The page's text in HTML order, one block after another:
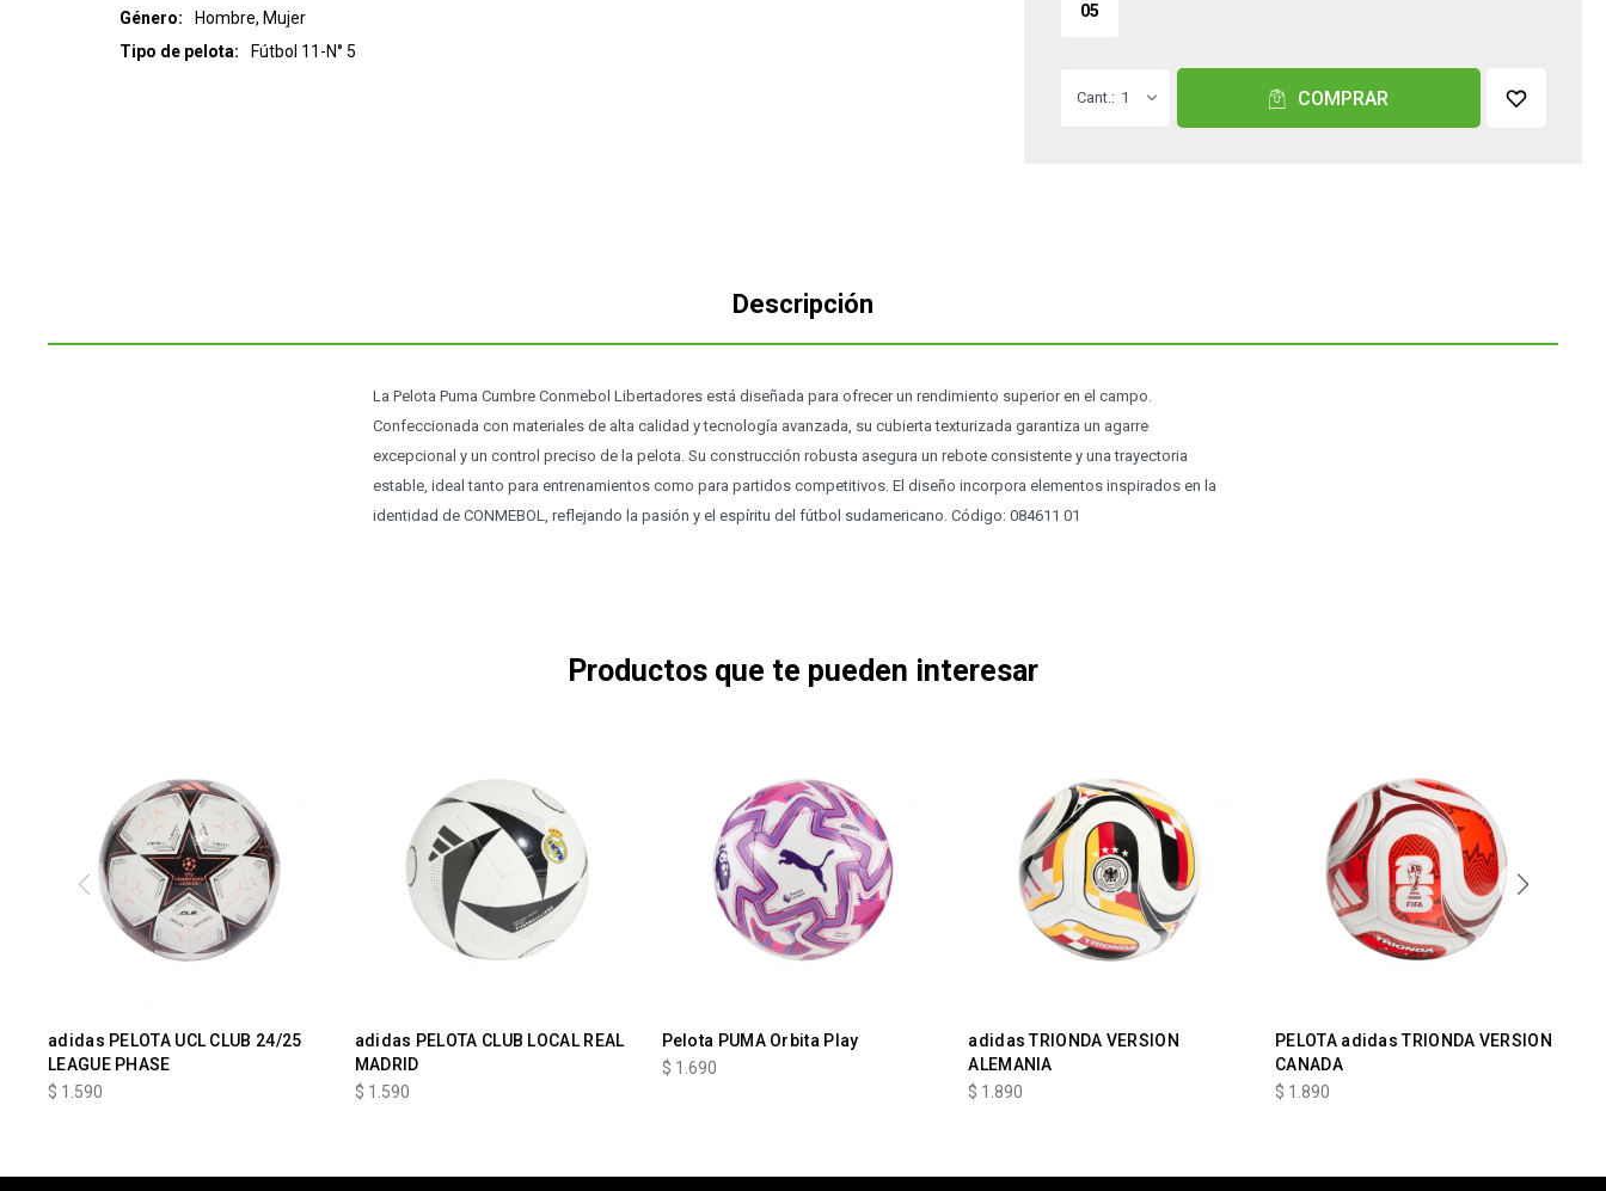
Género
Hombre, Mujer
Tipo de pelota
Fútbol 11-N° 5
05
1 COMPRAR
Descripción
La Pelota Puma Cumbre Conmebol Libertadores está diseñada para ofrecer un rendimiento superior en el campo.
Confeccionada con materiales de alta calidad y tecnología avanzada, su cubierta texturizada garantiza un agarre
excepcional y un control preciso de la pelota. Su construcción robusta asegura un rebote consistente y una trayectoria
estable, ideal tanto para entrenamientos como para partidos competitivos. El diseño incorpora elementos inspirados en la
identidad de CONMEBOL, reflejando la pasión y el espíritu del fútbol sudamericano. Código: 084611 01
Productos que te pueden interesar
adidas PELOTA UCL CLUB 24/25
LEAGUE PHASE
$ 1.590
adidas PELOTA CLUB LOCAL REAL
MADRID
$ 1.590
Pelota PUMA Orbita Play
$ 1.690
adidas TRIONDA VERSION
ALEMANIA
$ 1.890
PELOTA adidas TRIONDA VERSION
CANADA
$ 1.890